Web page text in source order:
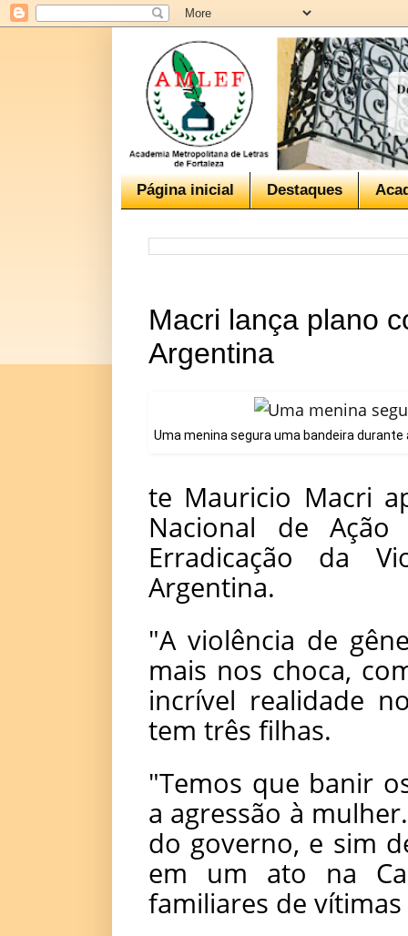
Página inicial Destaques
Macri lança plano
Argentina
Uma menina segura uma bandeira
te Mauricio Macri
Nacional de Ação
Erradicação da
Argentina.
"A violência de
mais nos choca,
incrível realidade
tem três filhas.
"Temos que banir
a agressão à
do governo, e sim
em um ato na
familiares de